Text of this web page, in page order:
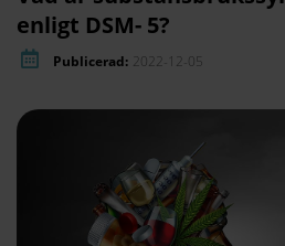
enligt DSM- 5?
Publicerad: 2022-12-05